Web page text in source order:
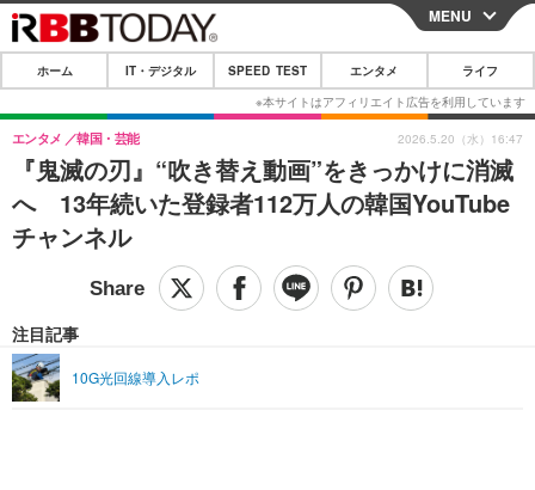
CLOSE
ホーム
IT・デジタル
IT・デジタルTOP スマートフォン
ネタ
ショッピング その他
SPEED TEST
エンタメ
エンタメTOP 映画・ドラマ
音楽
ペット
リリース一覧
プッシュ通知の停止方法
MENU
ホーム IT・デジタル SPEED TEST エンタメ ライフ
『鬼滅の刃』“吹き替え動画”をきっかけに消滅
へ 13年続いた登録者112万人の韓国YouTube
チャンネル
エンタメ 韓国・芸能
注目記事
10G光回線導入レポ
2026.5.20（水）16:47